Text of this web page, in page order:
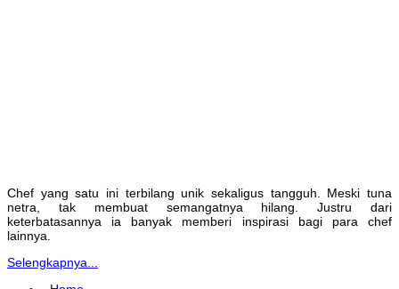
Chef yang satu ini terbilang unik sekaligus tangguh. Meski tuna
netra, tak membuat semangatnya hilang. Justru dari
keterbatasannya ia banyak memberi inspirasi bagi para chef
lainnya.
Selengkapnya...